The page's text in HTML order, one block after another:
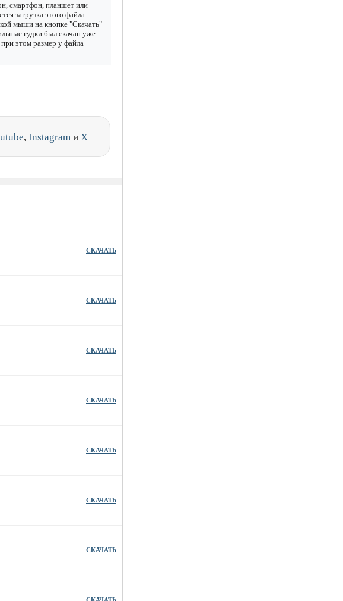
смартфон, планшет или
загрузка этого файла.
мыши на кнопке "Скачать"
гудки был скачан уже
этом размер у файла
, Instagram и X
СКАЧАТЬ
СКАЧАТЬ
СКАЧАТЬ
СКАЧАТЬ
СКАЧАТЬ
СКАЧАТЬ
СКАЧАТЬ